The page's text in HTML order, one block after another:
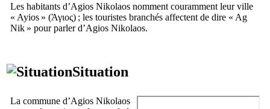
Les habitants d’Agios Nikolaos nomment couramment leur ville
« Ayios » (Άγιος) ; les touristes branchés affectent de dire « Ag
Nik » pour parler d’Agios Nikolaos.
Situation
La commune d’Agios Nikolaos